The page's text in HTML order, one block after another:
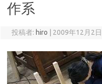
作系
投稿者: hiro 2009年12月2日